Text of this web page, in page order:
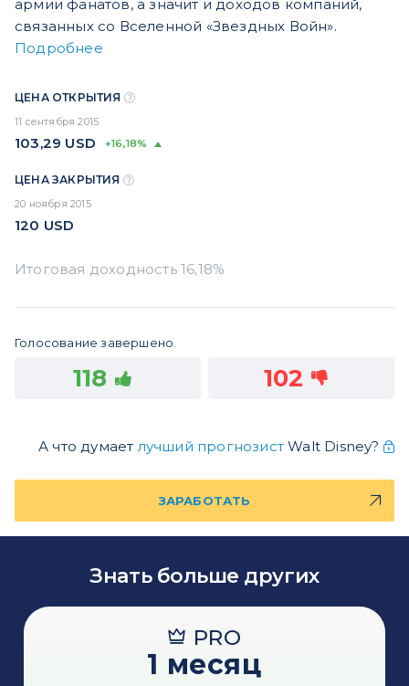
армии фанатов, а значит и доходов компаний,
связанных со Вселенной «Звездных Войн».
Подробнее
ЦЕНА ОТКРЫТИЯ
11 сентября 2015
103,29 USD +16,18%
ЦЕНА ЗАКРЫТИЯ
20 ноября 2015
120 USD
Голосование завершено.
118 102
А что думает лучший прогнозистWalt Disney?
ЗАРАБОТАТЬ
Знать больше других
PRO
1 месяц